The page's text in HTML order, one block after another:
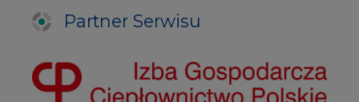
Partner Serwisu